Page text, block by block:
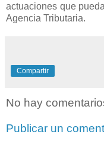
actuaciones que
Agencia Tributaria.
Compartir
No hay
Publicar un